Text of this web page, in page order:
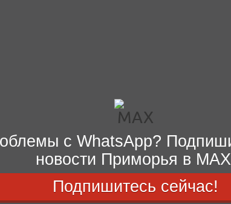
с WhatsApp?
новости Приморья в
Подпишитесь сейчас!